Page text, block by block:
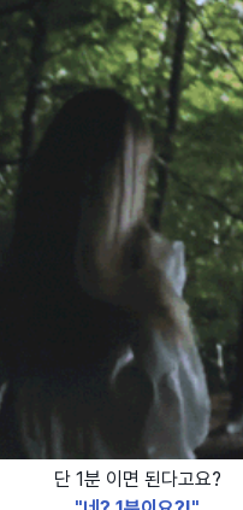
단 1분 이면 된다고요?